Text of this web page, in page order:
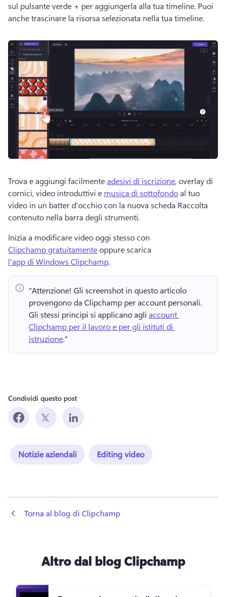
sul pulsante verde + per aggiungerla alla tua timeline. Puoi
anche trascinare la risorsa selezionata nella tua timeline.
Trova e aggiungi facilmente adesivi di iscrizione, overlay di
cornici, video introduttivi e musica di sottofondo al tuo
video in un batter d'occhio con la nuova scheda Raccolta
contenuto nella barra degli strumenti.
Inizia a modificare video oggi stesso con
Clipchamp gratuitamente oppure scarica
l'app di Windows Clipchamp.
"Attenzione! Gli screenshot in questo articolo
Gli stessi principi si applicano agli account
Clipchamp per il lavoro e per gli istituti di
istruzione."
Condividi questo post
Notizie aziendali Editing video
Torna al blog di Clipchamp
Altro dal blog Clipchamp